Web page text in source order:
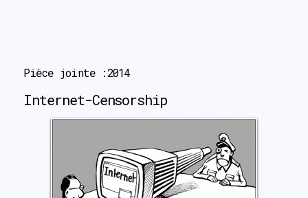
Pièce jointe :2014
Internet-Censorship